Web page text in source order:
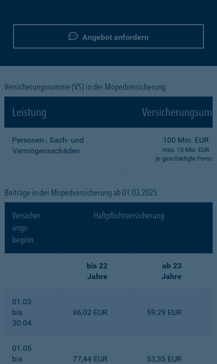
Angebot anfordern
Versicherungssumme (VS) in der Mopedversicherung
Leistung
Personen-, Sach- und
Vermögensschäden
100 Mio. EUR
max. 15 Mio. EUR
je geschädigte Person
Beiträge in der Mopedversicherung ab 01.03.2025
Versicher
ungs-
beginn
Haftpflichtversicherung
bis 22
Jahre
ab 23
Jahre
01.03.
bis
30.04.
86,02 EUR 59,29 EUR
01.05.
bis
77,44 EUR 53,35 EUR